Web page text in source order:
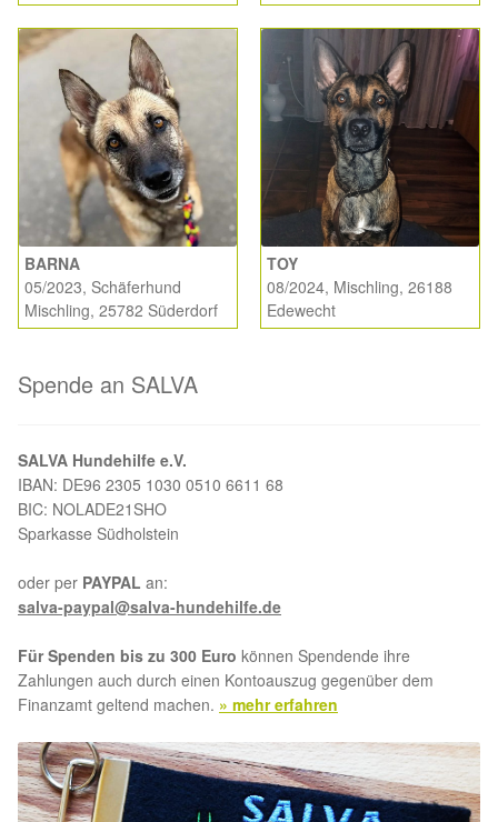
Partnertierheim in Polen
BARNA
05/2023, Schäferhund
Mischling, 25782 Süderdorf
TOY
08/2024, Mischling, 26188
Edewecht
Spende an SALVA
SALVA Hundehilfe e.V.
IBAN: DE96 2305 1030 0510 6611 68
BIC: NOLADE21SHO
Sparkasse Südholstein
oder per PAYPAL an:
salva-paypal@salva-hundehilfe.de
Für Spenden bis zu 300 Euro können Spendende ihre
Zahlungen auch durch einen Kontoauszug gegenüber dem
Finanzamt geltend machen. » mehr erfahren